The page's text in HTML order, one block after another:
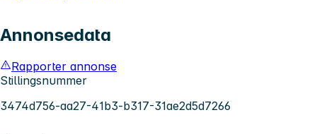
Annonsedata
Rapporter annonse
Stillingsnummer
3474d756-aa27-41b3-b317-31ae2d5d7266